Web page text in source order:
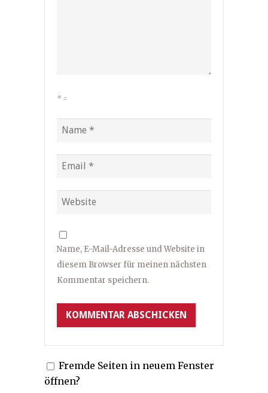
* =
Name, E-Mail-Adresse und Website in
diesem Browser für meinen nächsten
Kommentar speichern.
Fremde Seiten in neuem Fenster
öffnen?